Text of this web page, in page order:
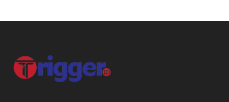
Footer